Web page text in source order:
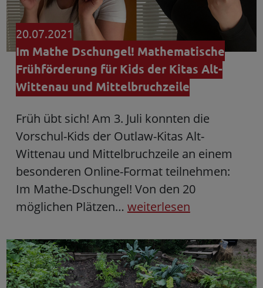
20.07.2021
Im Mathe Dschungel! Mathematische
Frühförderung für Kids der Kitas Alt-
Wittenau und Mittelbruchzeile
Früh übt sich! Am 3. Juli konnten die
Vorschul-Kids der Outlaw-Kitas Alt-
Wittenau und Mittelbruchzeile an einem
besonderen Online-Format teilnehmen:
Im Mathe-Dschungel! Von den 20
möglichen Plätzen… weiterlesen